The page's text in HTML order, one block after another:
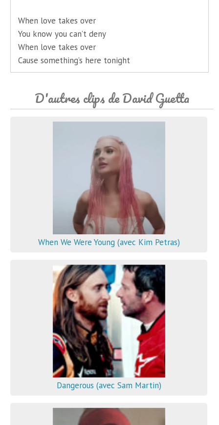
When love takes over
You know you can’t deny
When love takes over
Cause something’s here tonight
D'autres clips de David Guetta
When We Were Young (avec Kim Petras)
Dangerous (avec Sam Martin)